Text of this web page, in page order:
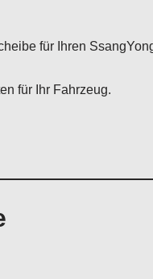
für Ihren
für Ihr Fahrzeug.